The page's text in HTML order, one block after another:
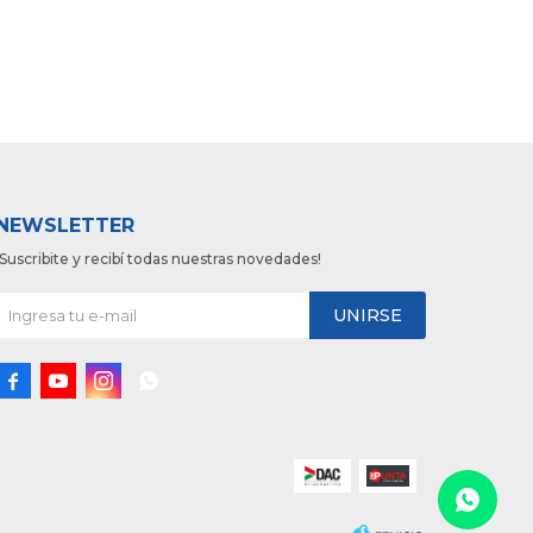
y recibí todas nuestras novedades!
UNIRSE
  